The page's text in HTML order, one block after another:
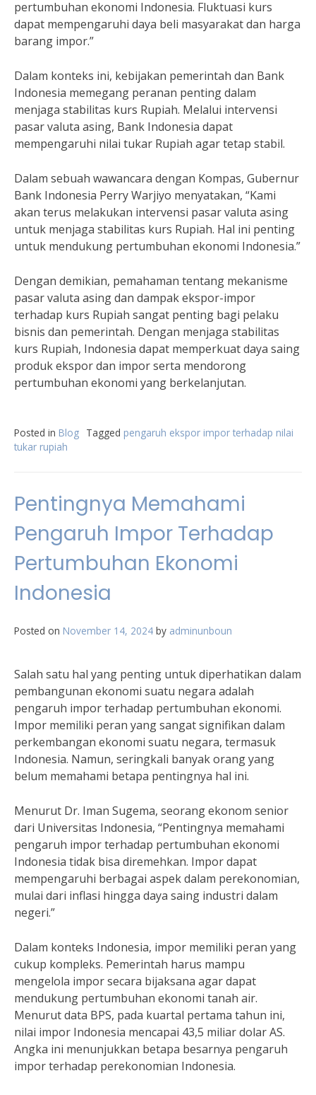
pertumbuhan ekonomi Indonesia. Fluktuasi kurs
dapat mempengaruhi daya beli masyarakat dan harga
barang impor.”
Dalam konteks ini, kebijakan pemerintah dan Bank
Indonesia memegang peranan penting dalam
menjaga stabilitas kurs Rupiah. Melalui intervensi
pasar valuta asing, Bank Indonesia dapat
mempengaruhi nilai tukar Rupiah agar tetap stabil.
Dalam sebuah wawancara dengan Kompas, Gubernur
Bank Indonesia Perry Warjiyo menyatakan, “Kami
akan terus melakukan intervensi pasar valuta asing
untuk menjaga stabilitas kurs Rupiah. Hal ini penting
untuk mendukung pertumbuhan ekonomi Indonesia.”
Dengan demikian, pemahaman tentang mekanisme
pasar valuta asing dan dampak ekspor-impor
terhadap kurs Rupiah sangat penting bagi pelaku
bisnis dan pemerintah. Dengan menjaga stabilitas
kurs Rupiah, Indonesia dapat memperkuat daya saing
produk ekspor dan impor serta mendorong
pertumbuhan ekonomi yang berkelanjutan.
Posted in Blog Tagged pengaruh ekspor impor terhadap nilai
tukar rupiah
Pentingnya Memahami
Pengaruh Impor Terhadap
Pertumbuhan Ekonomi
Indonesia
Posted on November 14, 2024 by adminunboun
Salah satu hal yang penting untuk diperhatikan dalam
pembangunan ekonomi suatu negara adalah
pengaruh impor terhadap pertumbuhan ekonomi.
Impor memiliki peran yang sangat signifikan dalam
perkembangan ekonomi suatu negara, termasuk
Indonesia. Namun, seringkali banyak orang yang
belum memahami betapa pentingnya hal ini.
Menurut Dr. Iman Sugema, seorang ekonom senior
dari Universitas Indonesia, “Pentingnya memahami
pengaruh impor terhadap pertumbuhan ekonomi
Indonesia tidak bisa diremehkan. Impor dapat
mempengaruhi berbagai aspek dalam perekonomian,
mulai dari inflasi hingga daya saing industri dalam
negeri.”
Dalam konteks Indonesia, impor memiliki peran yang
cukup kompleks. Pemerintah harus mampu
mengelola impor secara bijaksana agar dapat
mendukung pertumbuhan ekonomi tanah air.
Menurut data BPS, pada kuartal pertama tahun ini,
nilai impor Indonesia mencapai 43,5 miliar dolar AS.
Angka ini menunjukkan betapa besarnya pengaruh
impor terhadap perekonomian Indonesia.